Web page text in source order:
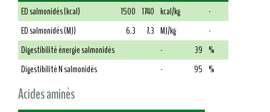
ED salmonidés (kcal)
1500 1740 kcal/kg
-
ED salmonidés (MJ)
6.3 7.3 MJ/kg
-
Digestibilité énergie salmonidés
- 39 %
Digestibilité N salmonidés
- 95 %
Acides aminés